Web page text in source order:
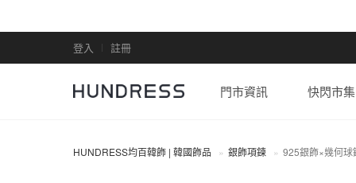
登入 註冊
門市資訊 快閃市集
HUNDRESS均百韓飾 | 韓國飾品 銀飾項鍊 925銀飾×幾何